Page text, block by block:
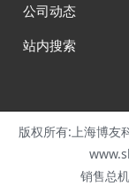
公司动态
站内搜索
版权所有:上海博友
销售总